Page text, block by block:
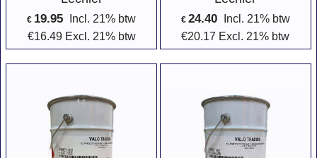
€ 19.95
Incl. 21% btw
€16.49 Excl. 21% btw
€ 24.40
Incl. 21% btw
€20.17 Excl. 21% btw